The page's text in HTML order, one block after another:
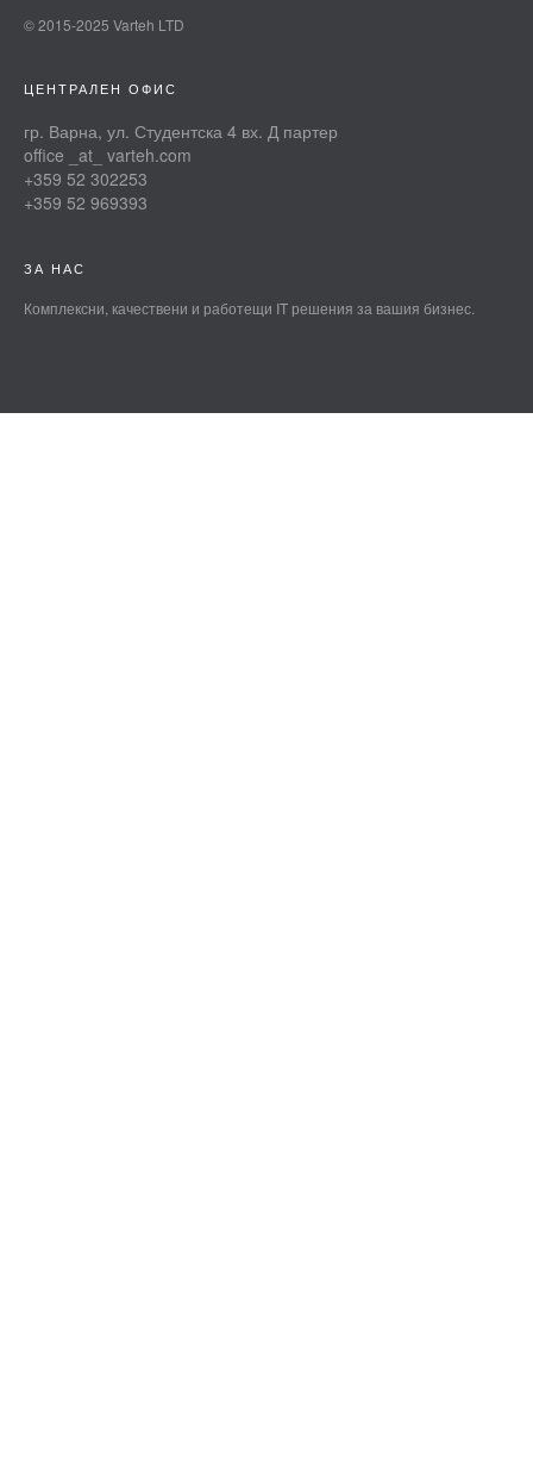
© 2015-2025 Varteh LTD
ЦЕНТРАЛЕН ОФИС
гр. Варна, ул. Студентска 4 вх. Д партер
office _at_ varteh.com
+359 52 302253
+359 52 969393
ЗА НАС
Комплексни, качествени и работещи IT решения за вашия бизнес.